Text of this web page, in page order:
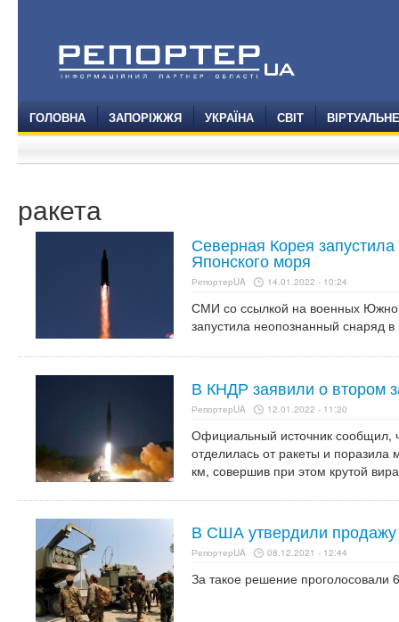
ГОЛОВНА ЗАПОРІЖЖЯ УКРАЇНА СВІТ
ракета
Северная Корея
Японского моря
РепортерUA 14.01.2022 - 10:24
СМИ со ссылкой на военных
запустила неопознанный снаряд
В КНДР заявили о втором
РепортерUA 12.01.2022 - 11:20
Официальный источник сообщил,
отделилась от ракеты и
км, совершив при этом крутой
В США утвердили продажу
РепортерUA 08.12.2021 - 12:44
За такое решение проголосовали